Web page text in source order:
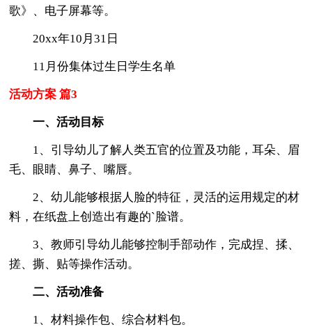
歌》、电子屏幕等。
20xx年10月31日
11月份集体过生日学生名单
活动方案 篇3
一、活动目标
1、引导幼儿了解人类五官的位置及功能，耳朵、眉
毛、眼睛、鼻子、嘴唇。
2、幼儿能够根据人脸的特征，灵活的运用规定的材
料，在纸盘上创造出有趣的`脸谱。
3、教师引导幼儿能够控制手部动作，完成捏、揉、
搓、撕、贴等操作活动。
二、活动准备
1、材料操作包、综合材料包。